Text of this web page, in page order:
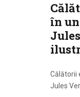
în
Călătorii
Jules